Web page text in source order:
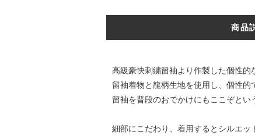
商品
高級豪快刺繍留袖より作製した個性的
留袖着物と龍柄生地を使用し、個性的
留袖を普段のおでかけにもここぞとい
細部にこだわり、着用するとシルエッ